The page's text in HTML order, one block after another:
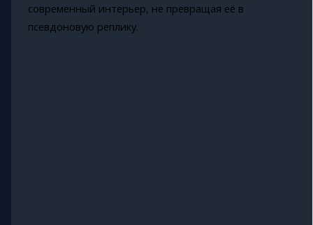
современный интерьер, не превращая её в
псевдоновую реплику.